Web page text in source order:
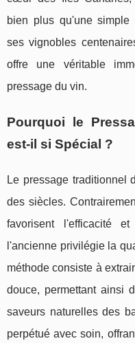
bien plus qu'une
ses vignobles
offre une véritable
pressage du vin.
Pourquoi le
est-il si Spécial ?
Le pressage traditionnel
des siècles.
favorisent l'efficacité
l'ancienne privilégie la
méthode consiste à
douce, permettant ainsi
saveurs naturelles des
perpétué avec soin,